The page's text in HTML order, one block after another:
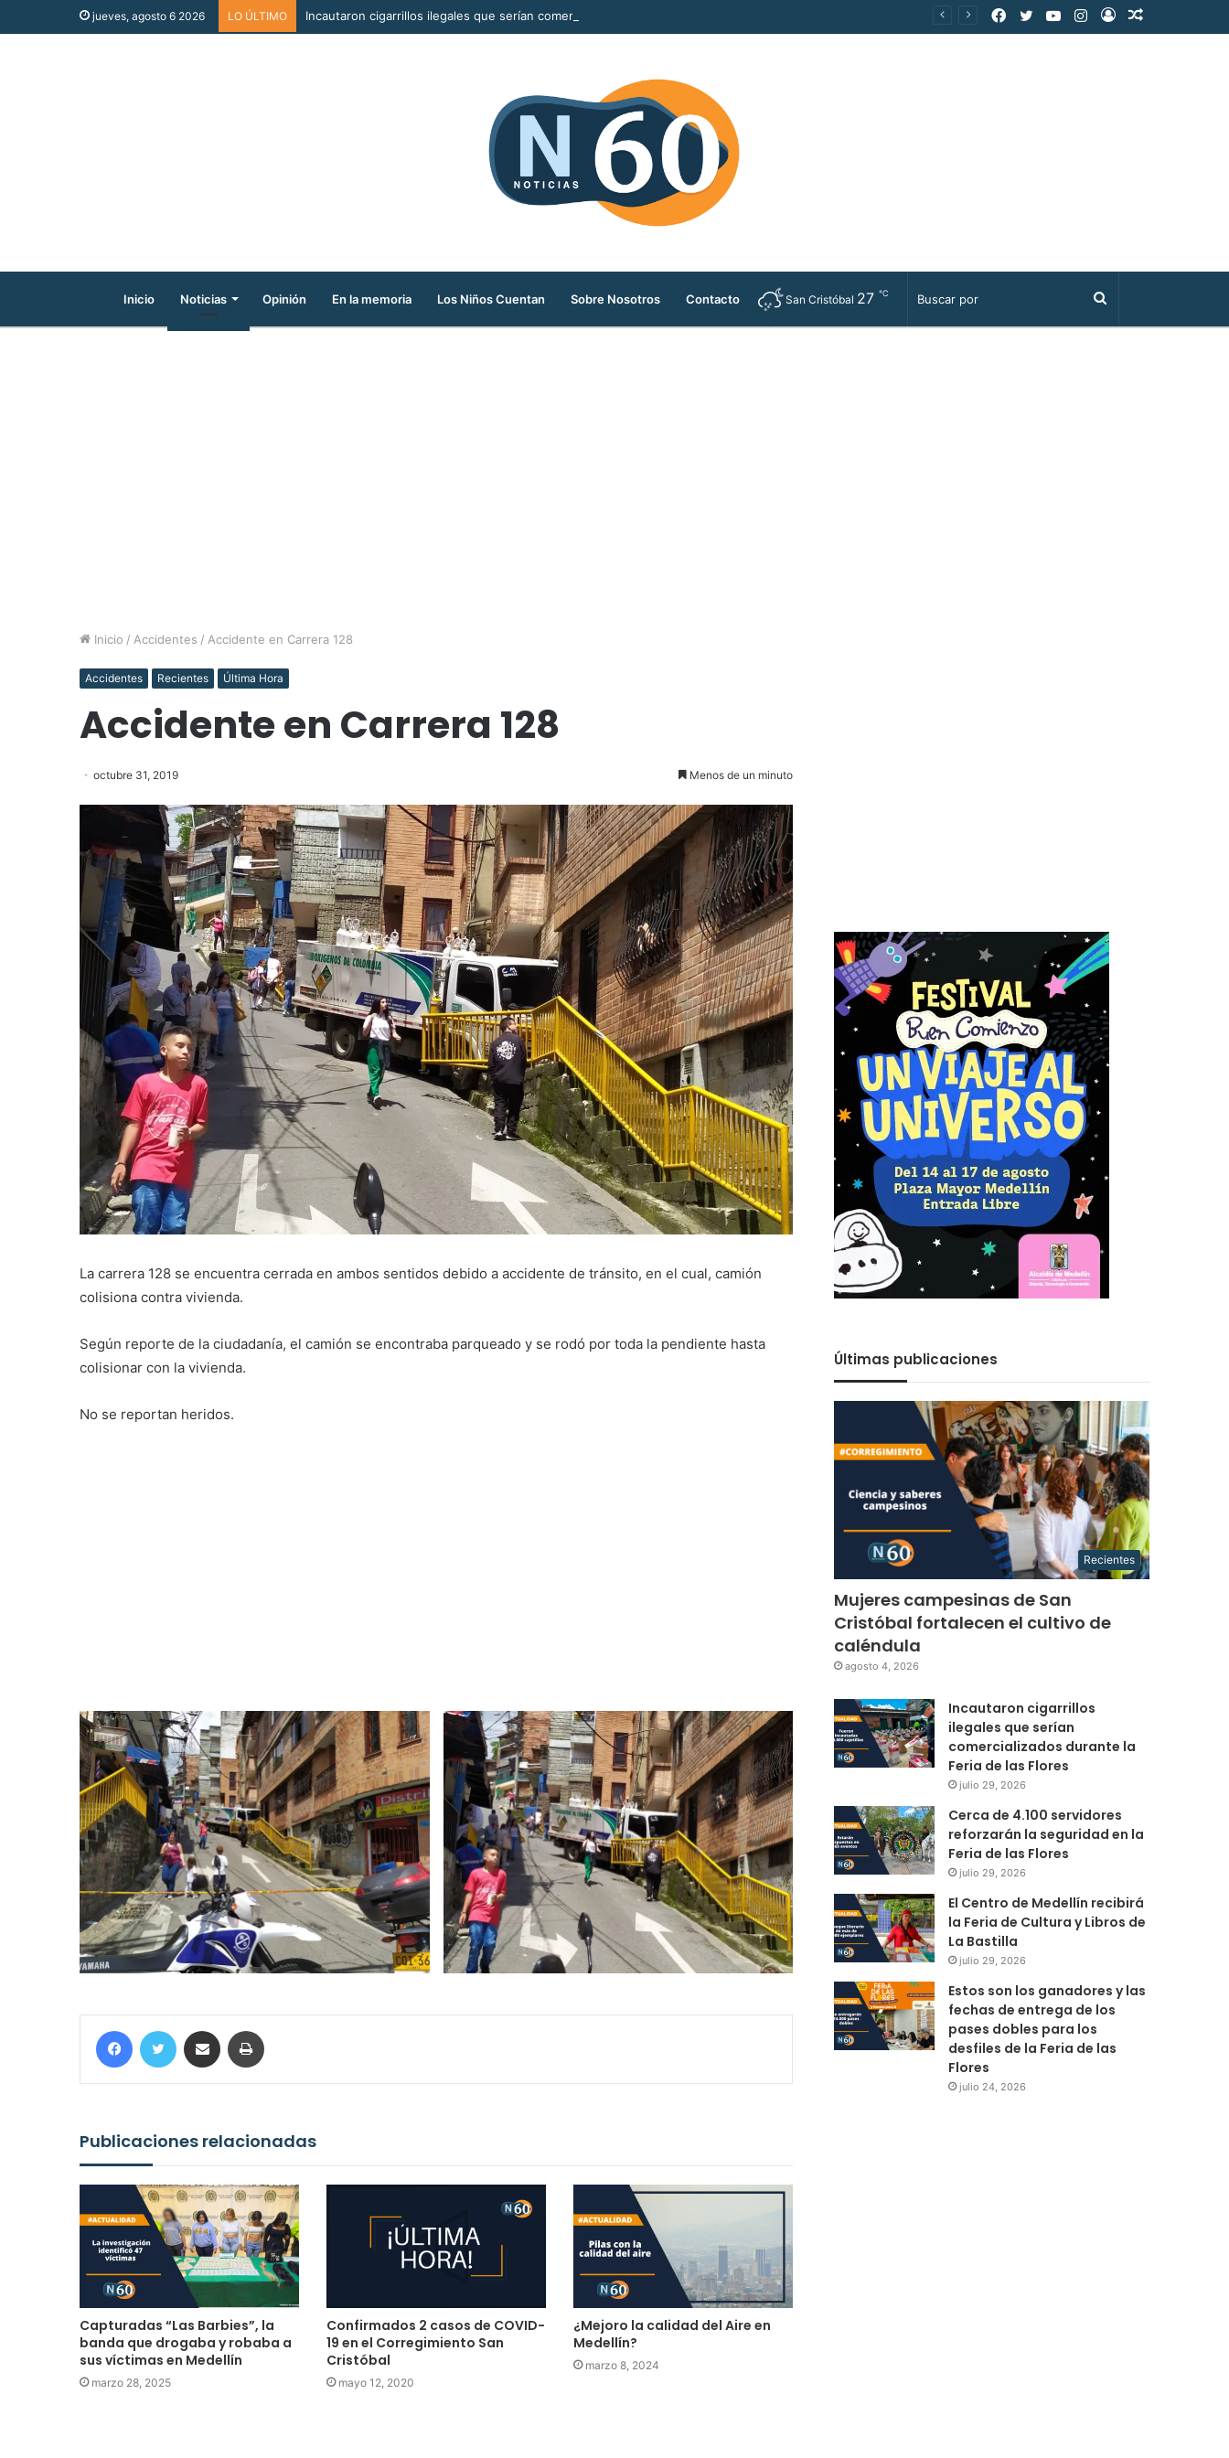
jueves, agosto 6 2026 LO ÚLTIMO Incautaron cigarrillos ilegales que serían comercializados durante la Feria de las Flores
Publicación
Acceso
Instagram
YouTube
Twitter
Facebook
Inicio Noticias Opinión En la memoria Los Niños Cuentan Sobre Nosotros Contacto Buscar
San Cristóbal 27 ℃
Inicio / Accidentes / Accidente en Carrera 128
Accidentes Recientes Última Hora
Accidente en Carrera 128
octubre 31, 2019 Menos de un minuto
La carrera 128 se encuentra cerrada en ambos sentidos debido a accidente de tránsito, en el cual, camión
colisiona contra vivienda.
Según reporte de la ciudadanía, el camión se encontraba parqueado y se rodó por toda la pendiente hasta
colisionar con la vivienda.
No se reportan heridos.
FacebookTwitter Compartir por correo electrónico
Publicaciones relacionadas
Capturadas “Las Barbies”, la
banda que drogaba y robaba a
sus víctimas en Medellín
marzo 28, 2025
Confirmados 2 casos de COVID-
19 en el Corregimiento San
Cristóbal
mayo 12, 2020
¿Mejoro la calidad del Aire en
Medellín?
marzo 8, 2024
Últimas publicaciones
Recientes
Mujeres campesinas de San
Cristóbal fortalecen el cultivo de
caléndula
agosto 4, 2026
Incautaron cigarrillos
ilegales que serían
comercializados durante la
Feria de las Flores
julio 29, 2026
Cerca de 4.100 servidores
reforzarán la seguridad en la
Feria de las Flores
julio 29, 2026
El Centro de Medellín recibirá
la Feria de Cultura y Libros de
La Bastilla
julio 29, 2026
Estos son los ganadores y las
fechas de entrega de los
pases dobles para los
desfiles de la Feria de las
Flores
julio 24, 2026